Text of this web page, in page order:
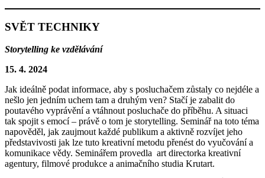
SVĚT TECHNIKY
Storytelling ke vzdělávání
15. 4. 2024
Jak ideálně podat informace, aby s posluchačem zůstaly co nejdéle a
nešlo jen jedním uchem tam a druhým ven? Stačí je zabalit do
poutavého vyprávění a vtáhnout posluchače do příběhu. A situaci
tak spojit s emocí – právě o tom je storytelling. Seminář na toto téma
napověděl, jak zaujmout každé publikum a aktivně rozvíjet jeho
představivosti jak lze tuto kreativní metodu přenést do vyučování a
komunikace vědy. Seminářem provedla art directorka kreativní
agentury, filmové produkce a animačního studia Krutart.